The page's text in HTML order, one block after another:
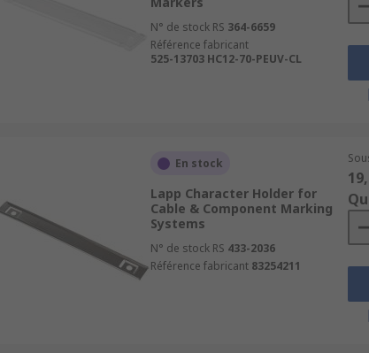
N° de stock RS 364-6659
Référence fabricant
525-13703 HC12-70-PEUV-CL
En stock
Lapp Character Holder for
Cable & Component Marking
Systems
N° de stock RS 433-2036
Référence fabricant 83254211